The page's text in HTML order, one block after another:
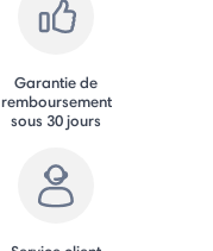
Garantie de
remboursement
sous 30 jours